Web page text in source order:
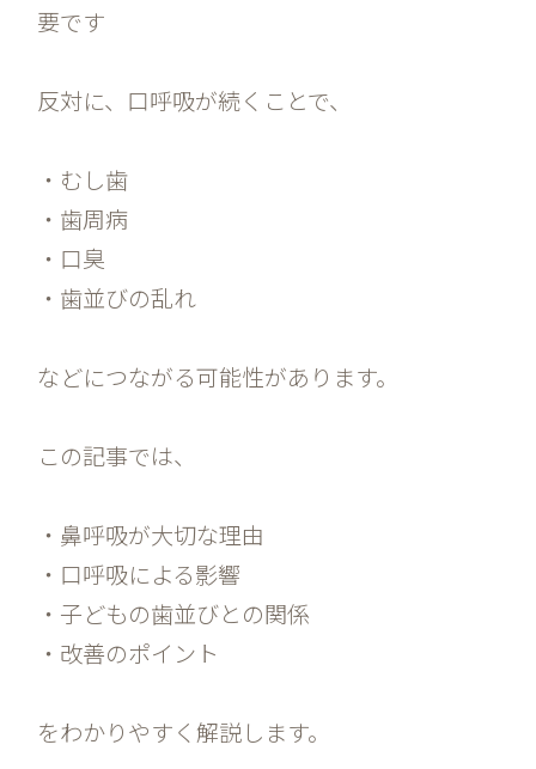
要です
反対に、口呼吸が続くことで、
・むし歯
・歯周病
・口臭
・歯並びの乱れ
などにつながる可能性があります。
この記事では、
・鼻呼吸が大切な理由
・口呼吸による影響
・子どもの歯並びとの関係
・改善のポイント
をわかりやすく解説します。